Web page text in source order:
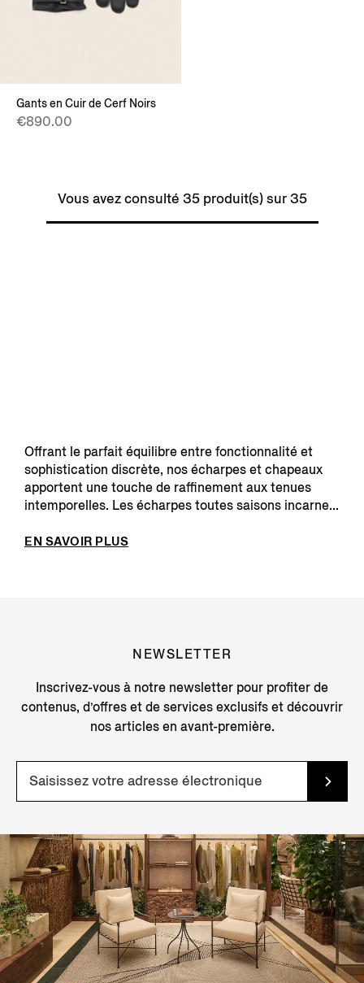
Gants en Cuir de Cerf Noirs
€890.00
Vous avez consulté 35 produit(s) sur 35
Offrant le parfait équilibre entre fonctionnalité et
sophistication discrète, nos écharpes et chapeaux
apportent une touche de raffinement aux tenues
intemporelles. Les écharpes toutes saisons incarne...
EN SAVOIR PLUS
NEWSLETTER
Inscrivez-vous à notre newsletter pour profiter de
contenus, d’offres et de services exclusifs et découvrir
nos articles en avant-première.